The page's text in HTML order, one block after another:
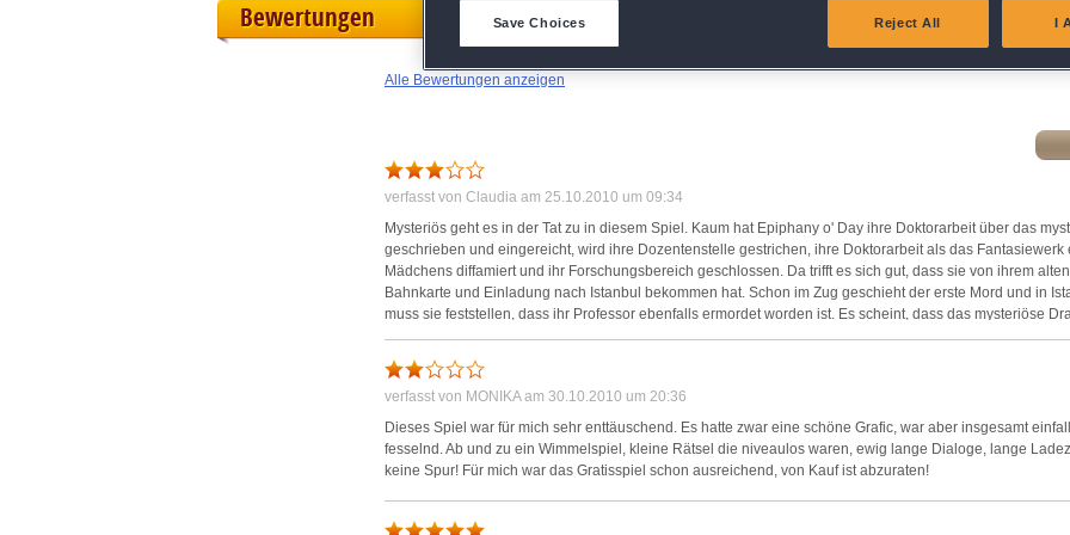
Bewertungen
Alle Bewertungen anzeigen
verfasst von Claudia am 25.10.2010 um 09:34
Mysteriös geht es in der Tat zu in diesem Spiel. Kaum hat Epiphany o' Day ihre Doktorarbeit über das
geschrieben und eingereicht, wird ihre Dozentenstelle gestrichen, ihre Doktorarbeit als das Fantasiewerk
Mädchens diffamiert und ihr Forschungsbereich geschlossen. Da trifft es sich gut, dass sie von ihrem
Bahnkarte und Einladung nach Istanbul bekommen hat. Schon im Zug geschieht der erste Mord und in
muss sie feststellen, dass ihr Professor ebenfalls ermordet worden ist. Es scheint, dass das mysteriöse
all diese Verbrechen ist und dass jemand sehr daran interessiert ist, es in seine Macht zu bekommen.
lösen, indem du dich in den "Imperial Majestic"-Zug begibst und das Komplott auflöst.
Alles ist wie üblich in diesem Wimmelbildspiel/Adventure – und ist es doch wieder nicht. Es gibt die
und natürlich werden sie durch Funkeln angezeigt. Es gibt einen wiederaufladbaren Tipp, der in
einen Cursor, der sich zu einer Lupe formt, sobald eine Aufgabe zu lösen ist oder etwas näher betrachtet
auch, um darauf aufmerksam zu machen, dass man mit manchen Menschen ins Gespräch kommen soll,
man nachlesen kann, was man zu tun hat und in dem auch Informationen aufbewahrt werden, bis man sie
verfasst von MONIKA am 30.10.2010 um 20:36
Dieses Spiel war für mich sehr enttäuschend. Es hatte zwar eine schöne Grafic, war aber insgesamt
fesselnd. Ab und zu ein Wimmelspiel, kleine Rätsel die niveaulos waren, ewig lange Dialoge, lange
keine Spur! Für mich war das Gratisspiel schon ausreichend, von Kauf ist abzuraten!
Match and combine data from other data sources
Save and communicate privacy choices
Show Purposes
Save Choices Reject All I